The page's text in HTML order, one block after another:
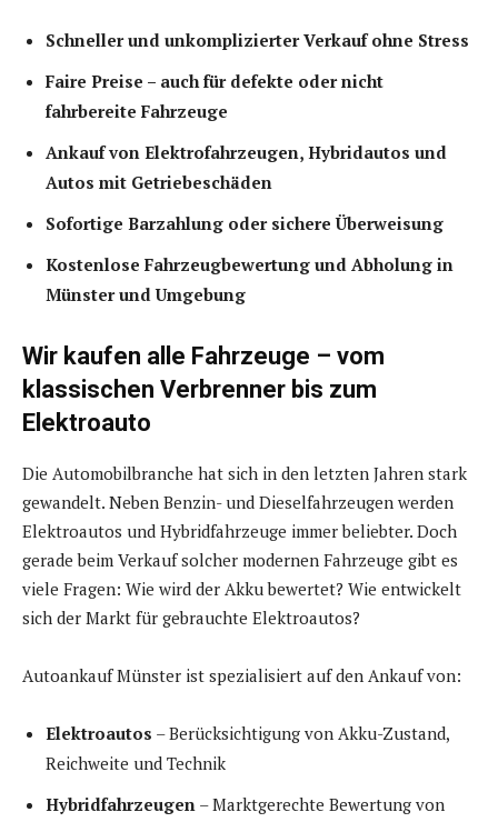
Schneller und unkomplizierter Verkauf ohne Stress
Faire Preise – auch für defekte oder nicht
fahrbereite Fahrzeuge
Ankauf von Elektrofahrzeugen, Hybridautos und
Autos mit Getriebeschäden
Sofortige Barzahlung oder sichere Überweisung
Kostenlose Fahrzeugbewertung und Abholung in
Münster und Umgebung
Wir kaufen alle Fahrzeuge – vom
klassischen Verbrenner bis zum
Elektroauto
Die Automobilbranche hat sich in den letzten Jahren stark
gewandelt. Neben Benzin- und Dieselfahrzeugen werden
Elektroautos und Hybridfahrzeuge immer beliebter. Doch
gerade beim Verkauf solcher modernen Fahrzeuge gibt es
viele Fragen: Wie wird der Akku bewertet? Wie entwickelt
sich der Markt für gebrauchte Elektroautos?
Autoankauf Münster ist spezialisiert auf den Ankauf von:
Elektroautos – Berücksichtigung von Akku-Zustand,
Reichweite und Technik
Hybridfahrzeugen – Marktgerechte Bewertung von